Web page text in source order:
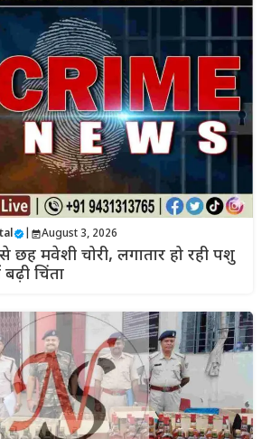
August 3, 2026
मवेशी चोरी, लगातार हो रही पशु
बढ़ी चिंता